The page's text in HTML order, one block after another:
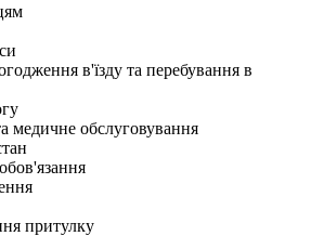
в'їзду та перебування в
медичне обслуговування
притулку